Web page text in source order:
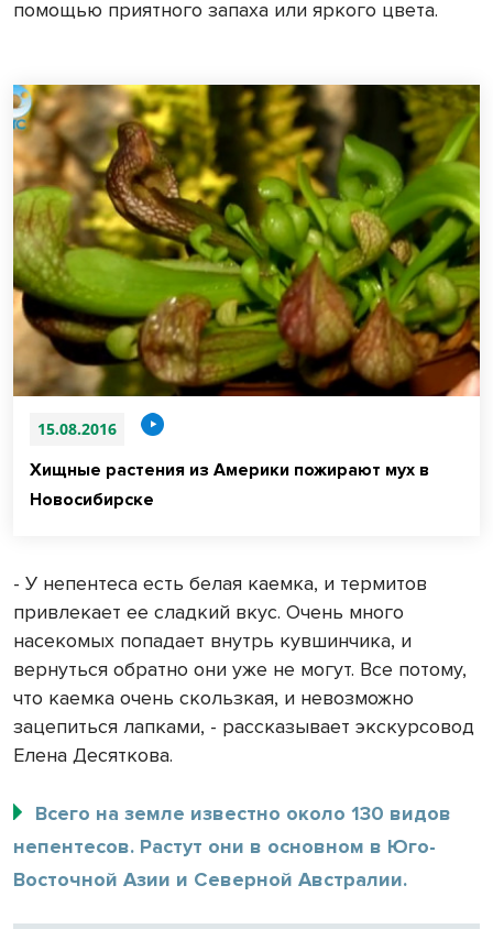
помощью приятного запаха или яркого цвета.
15.08.2016
Хищные растения из Америки пожирают мух в
Новосибирске
- У непентеса есть белая каемка, и термитов
привлекает ее сладкий вкус. Очень много
насекомых попадает внутрь кувшинчика, и
вернуться обратно они уже не могут. Все потому,
что каемка очень скользкая, и невозможно
зацепиться лапками, - рассказывает экскурсовод
Елена Десяткова.
Всего на земле известно около 130 видов
непентесов. Растут они в основном в Юго-
Восточной Азии и Северной Австралии.